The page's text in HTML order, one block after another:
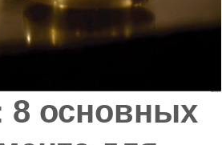
8 основных